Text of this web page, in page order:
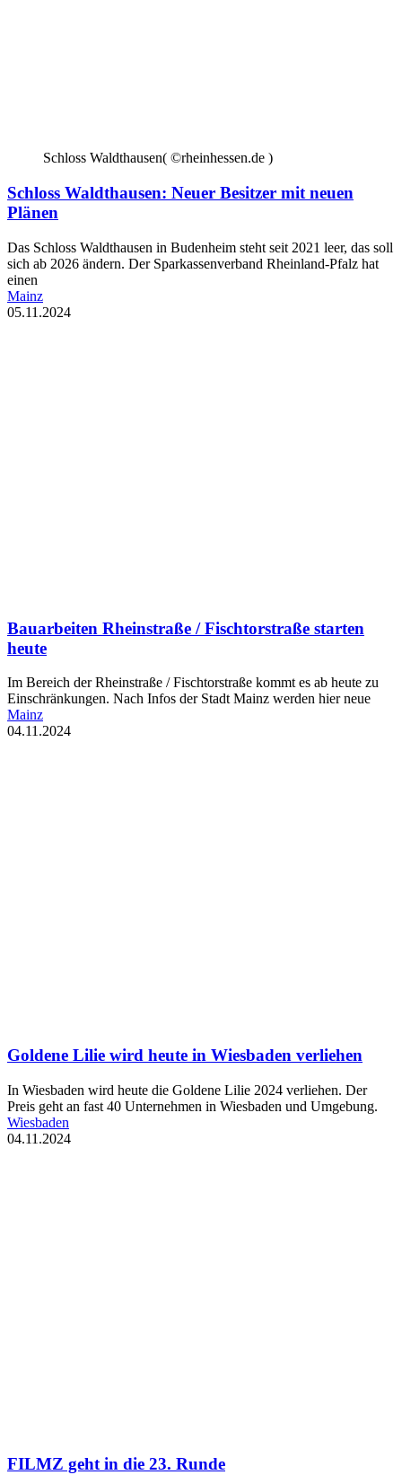
Schloss Waldthausen( ©rheinhessen.de )
Schloss Waldthausen: Neuer Besitzer mit neuen
Plänen
Das Schloss Waldthausen in Budenheim steht seit 2021 leer, das soll
sich ab 2026 ändern. Der Sparkassenverband Rheinland-Pfalz hat
einen
Mainz
05.11.2024
Bauarbeiten Rheinstraße / Fischtorstraße starten
heute
Im Bereich der Rheinstraße / Fischtorstraße kommt es ab heute zu
Einschränkungen. Nach Infos der Stadt Mainz werden hier neue
Mainz
04.11.2024
Goldene Lilie wird heute in Wiesbaden verliehen
In Wiesbaden wird heute die Goldene Lilie 2024 verliehen. Der
Preis geht an fast 40 Unternehmen in Wiesbaden und Umgebung.
Wiesbaden
04.11.2024
FILMZ geht in die 23. Runde